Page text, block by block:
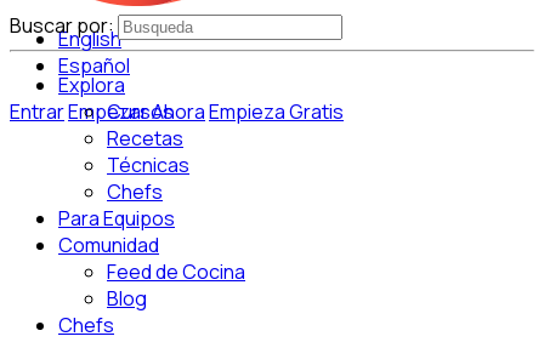
English
Español
EntrarEmpezar AhoraEmpieza Gratis
Buscar por:
Explora
Cursos
Recetas
Técnicas
Chefs
Para Equipos
Comunidad
Feed de Cocina
Blog
Chefs